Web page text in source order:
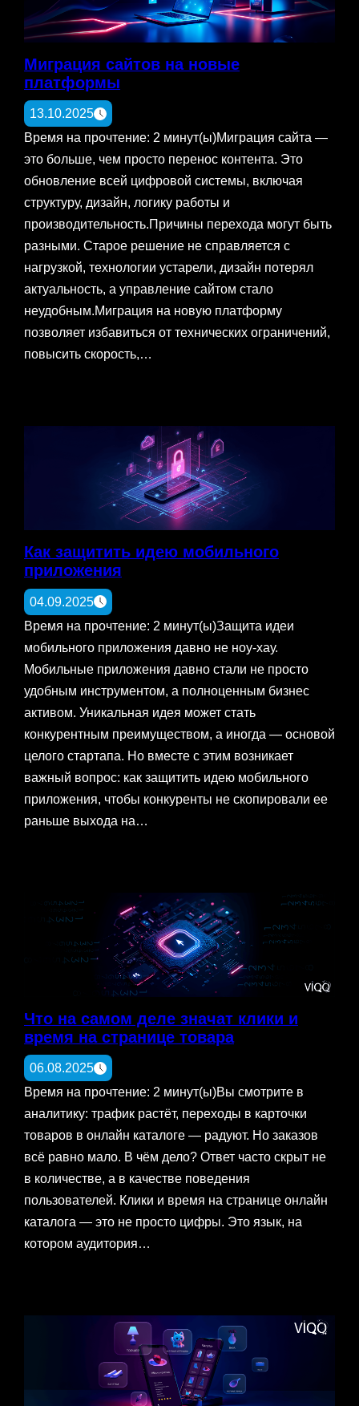
Миграция сайтов на новые
платформы
13.10.2025
Время на прочтение: 2 минут(ы)Миграция сайта —
это больше, чем просто перенос контента. Это
обновление всей цифровой системы, включая
структуру, дизайн, логику работы и
производительность.Причины перехода могут быть
разными. Старое решение не справляется с
нагрузкой, технологии устарели, дизайн потерял
актуальность, а управление сайтом стало
неудобным.Миграция на новую платформу
позволяет избавиться от технических ограничений,
повысить скорость,…
Как защитить идею мобильного
приложения
04.09.2025
Время на прочтение: 2 минут(ы)Защита идеи
мобильного приложения давно не ноу-хау.
Мобильные приложения давно стали не просто
удобным инструментом, а полноценным бизнес
активом. Уникальная идея может стать
конкурентным преимуществом, а иногда — основой
целого стартапа. Но вместе с этим возникает
важный вопрос: как защитить идею мобильного
приложения, чтобы конкуренты не скопировали ее
раньше выхода на…
Что на самом деле значат клики и
время на странице товара
06.08.2025
Время на прочтение: 2 минут(ы)Вы смотрите в
аналитику: трафик растёт, переходы в карточки
товаров в онлайн каталоге — радуют. Но заказов
всё равно мало. В чём дело? Ответ часто скрыт не
в количестве, а в качестве поведения
пользователей. Клики и время на странице онлайн
каталога — это не просто цифры. Это язык, на
котором аудитория…